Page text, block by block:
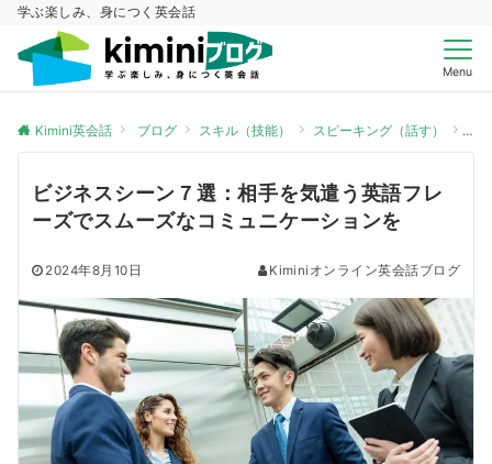
学ぶ楽しみ、身につく英会話
Menu
Kimini英会話 ブログ スキル（技能） スピーキング（話す） ビ
ビジネスシーン７選：相手を気遣う英語フレ
ーズでスムーズなコミュニケーションを
2024年8月10日 Kiminiオンライン英会話ブログ